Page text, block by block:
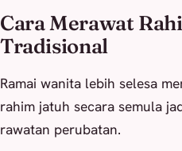
Cara Merawat
Tradisional
Ramai wanita lebih selesa
rahim jatuh secara semula
rawatan perubatan.